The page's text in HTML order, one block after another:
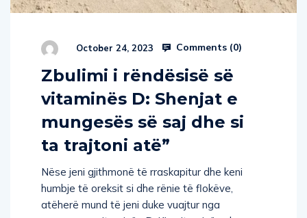
October 24, 2023 Comments (0)
Zbulimi i rëndësisë së
vitaminës D: Shenjat e
mungesës së saj dhe si
ta trajtoni atë”
Nëse jeni gjithmonë të rraskapitur dhe keni
humbje të oreksit si dhe rënie të flokëve,
atëherë mund të jeni duke vuajtur nga